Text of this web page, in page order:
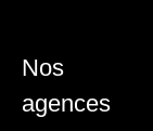
Nos
agences